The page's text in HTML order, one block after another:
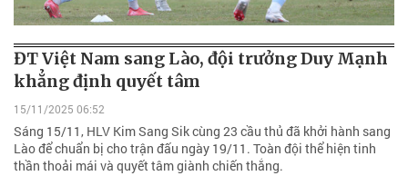
ĐT Việt Nam sang Lào, đội trưởng Duy Mạnh
khẳng định quyết tâm
15/11/2025 06:52
Sáng 15/11, HLV Kim Sang Sik cùng 23 cầu thủ đã khởi hành sang
Lào để chuẩn bị cho trận đấu ngày 19/11. Toàn đội thể hiện tinh
thần thoải mái và quyết tâm giành chiến thắng.